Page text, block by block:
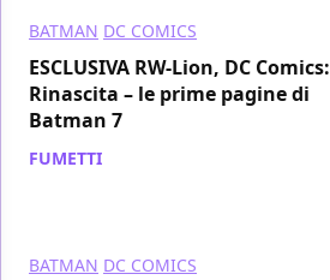
BATMAN DC COMICS
ESCLUSIVA RW-Lion, DC Comics:
Rinascita – le prime pagine di
Batman 7
FUMETTI
BATMAN DC COMICS